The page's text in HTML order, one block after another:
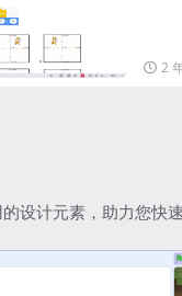
2
设计元素，助力您快